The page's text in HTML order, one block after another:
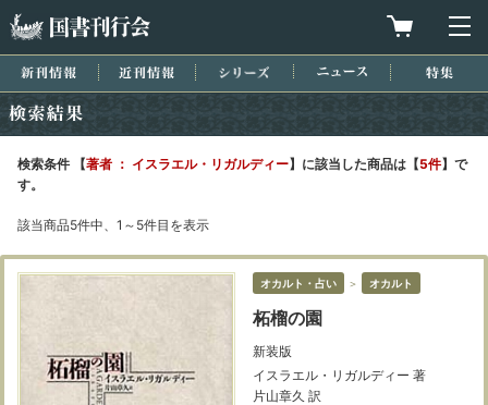
買物カゴを
新刊情報 近刊情報 シリーズ ニュース
検索条件 【著者 ： イスラエル・リガルディー】に該当した商品は【5件】で
す。
該当商品5件中、1～5件目を表示
オカルト・占い ＞ オカルト
柘榴の園
新装版
イスラエル・リガルディー 著
片山章久 訳